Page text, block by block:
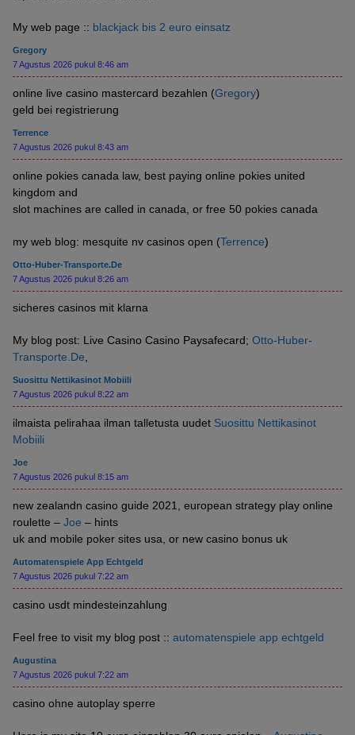
My web page :: blackjack bis 2 euro einsatz
Gregory
7 Agustus 2026 pukul 8:46 am
online live casino mastercard bezahlen (Gregory)
geld bei registrierung
Terrence
7 Agustus 2026 pukul 8:43 am
online pokies canada law, best paying online pokies united
kingdom and
slot machines are called in canada, or free 50 pokies canada
my web blog: mesquite nv casinos open (Terrence)
Otto-Huber-Transporte.De
7 Agustus 2026 pukul 8:26 am
sicheres casinos mit klarna
My blog post: Live Casino Casino Paysafecard; Otto-Huber-
Transporte.De
Suosittu Nettikasinot Mobiili
7 Agustus 2026 pukul 8:22 am
ilmaista pelirahaa ilman talletusta uudet Suosittu Nettikasinot
Mobiili
Joe
7 Agustus 2026 pukul 8:15 am
new zealandn casino guide 2021, european strategy play online
roulette – Joe – hints
uk and mobile poker sites usa, or new casino bonus uk
Automatenspiele App Echtgeld
7 Agustus 2026 pukul 7:22 am
casino usdt mindesteinzahlung
Feel free to visit my blog post :: automatenspiele app echtgeld
Augustina
7 Agustus 2026 pukul 7:22 am
casino ohne autoplay sperre